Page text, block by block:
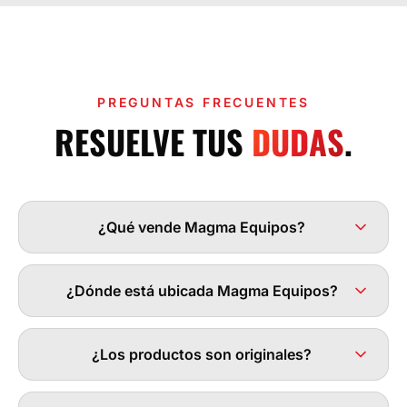
PREGUNTAS FRECUENTES
RESUELVE TUS DUDAS.
¿Qué vende Magma Equipos?
¿Dónde está ubicada Magma Equipos?
¿Los productos son originales?